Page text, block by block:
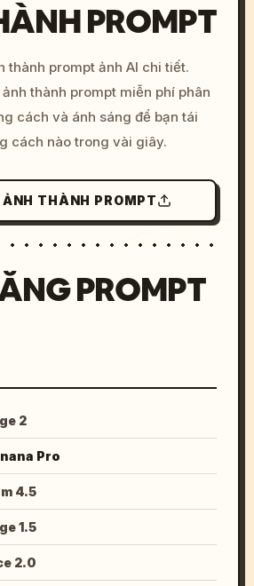
c, cyberpunk sunset, neon
colors, 8k --v 6.0
PROMPT
thành prompt ảnh AI chi tiết.
thành prompt miễn phí phân
cách và ánh sáng để bạn tái
cách nào trong vài giây.
ẢNH THÀNH PROMPT
PROMPT
2
Pro
4.5
1.5
2.0